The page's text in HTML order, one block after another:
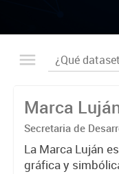
Marca
Secretaria de
La Marca Luján
gráfica y